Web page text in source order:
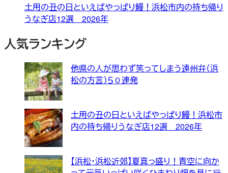
土用の丑の日といえばやっぱり鰻！浜松市内の持ち帰り
うなぎ店12選 2026年
人気ランキング
他県の人が思わず笑ってしまう遠州弁（浜
松の方言）５０連発
土用の丑の日といえばやっぱり鰻！浜松市
内の持ち帰りうなぎ店12選 2026年
【浜松・浜松近郊】夏真っ盛り！青空に向か